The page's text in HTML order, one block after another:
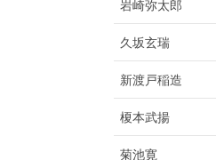
岩崎弥太郎
久坂玄瑞
新渡戸稲造
榎本武揚
菊池寛